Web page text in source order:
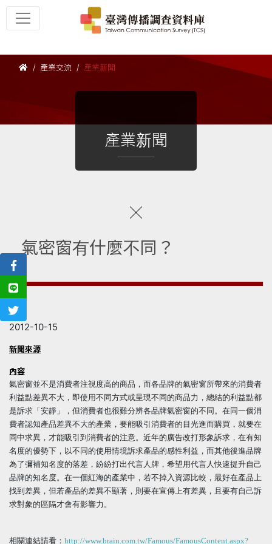
產業交流 產業新聞
產業新聞
氣密窗有什麼不同？
日期
2012-10-15
新聞來源
內容
氣密窗並不是消費者注視度高的商品，而各品牌的氣密窗所帶來的消費者
利益點差異不大，即使用不同方式或呈現不同的商品力，總結的利益點都
是訴求「安靜」，但消費者也很難分辨各品牌氣密窗的不同。在同一個消
費者認知產品差異不大的產業，要能吸引消費者的目光進而購買，就要在
同中求異，才能吸引到消費者的注意。近年的廣告改打形象訴求，在有知
名度的優勢下，以不同的使用情境訴求產品的感性利益，而其他後進品牌
為了彌補知名度的落差，紛紛打出代言人牌，希望用代言人快速提升自己
品牌的知名度。在一個紅海的產業中，若不掉入資源比較，最好在產品上
找到差異，但若產品的差異不顯著，則要在宣傳上有差異，且要有自己訴
求對象的區隔才會有影響力。
相關連結請看： http://www.brain.com.tw/Famous/FamousContent.aspx?